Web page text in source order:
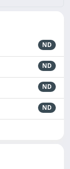
ND
ND
ND
ND